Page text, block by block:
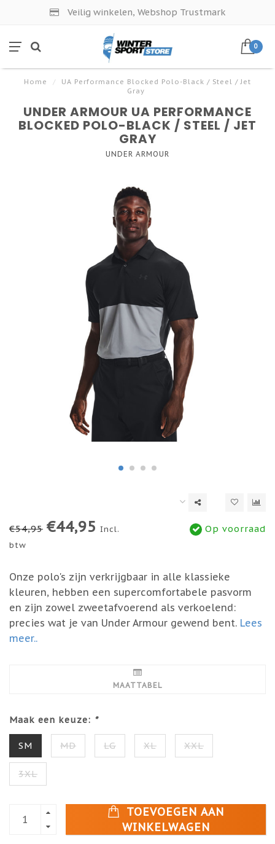
Veilig winkelen, Webshop Trustmark
0
Home /
UA Performance Blocked Polo-Black / Steel / Jet
Gray
UNDER ARMOUR UA PERFORMANCE
BLOCKED POLO-BLACK / STEEL / JET
GRAY
UNDER ARMOUR
€54,95 €44,95 Incl.
btw
Op voorraad
Onze polo's zijn verkrijgbaar in alle klassieke
kleuren, hebben een supercomfortabele pasvorm
en zijn zowel zweetafvoerend als verkoelend:
precies wat je van Under Armour gewend bent. Lees
meer..
MAATTABEL
Maak een keuze: *
SM MD LG XL XXL
3XL
TOEVOEGEN AAN
WINKELWAGEN